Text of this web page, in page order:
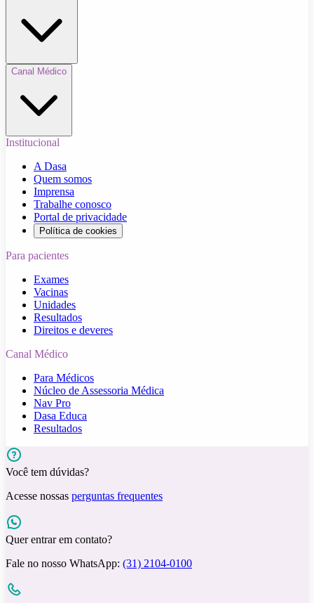
Canal Médico
Institucional
A Dasa
Quem somos
Imprensa
Trabalhe conosco
Portal de privacidade
Política de cookies
Para pacientes
Exames
Vacinas
Unidades
Resultados
Direitos e deveres
Canal Médico
Para Médicos
Núcleo de Assessoria Médica
Nav Pro
Dasa Educa
Resultados
Você tem dúvidas?
Acesse nossas perguntas frequentes
Quer entrar em contato?
Fale no nosso WhatsApp: (31) 2104-0100